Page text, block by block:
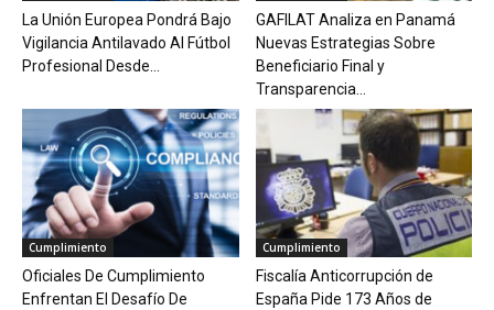
La Unión Europea Pondrá Bajo
Vigilancia Antilavado Al Fútbol
Profesional Desde...
GAFILAT Analiza en Panamá
Nuevas Estrategias Sobre
Beneficiario Final y
Transparencia...
Cumplimiento
Oficiales De Cumplimiento
Enfrentan El Desafío De
Cumplimiento
Fiscalía Anticorrupción de
España Pide 173 Años de